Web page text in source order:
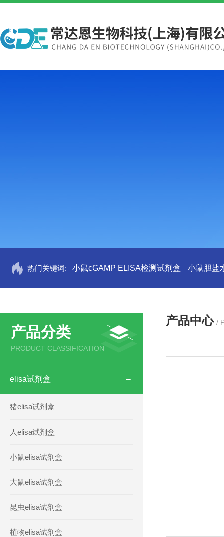
热门关键词: 小鼠cGAMP ELISA检测试剂盒 小鼠胆盐
产品分类
PRODUCT CLASSIFICATION
elisa试剂盒
猪elisa试剂盒
人elisa试剂盒
小鼠elisa试剂盒
大鼠elisa试剂盒
昆虫elisa试剂盒
植物elisa试剂盒
产品中心 /